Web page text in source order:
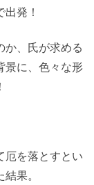
発！
か、氏が求める
景に、色々な形
厄を落とすとい
果。